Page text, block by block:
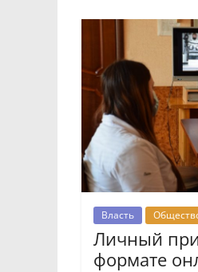
Власть
Личный
формате